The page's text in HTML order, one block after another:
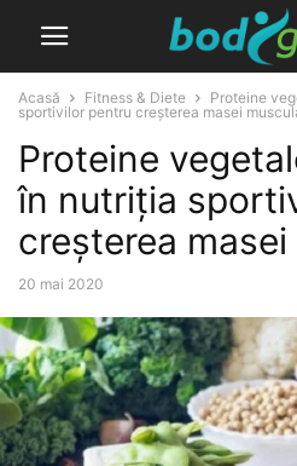
Acasă Fitness & Diete
Proteine
sportivilor pentru creșterea masei
Proteine
în nutriția
creșterea
20 mai 2020